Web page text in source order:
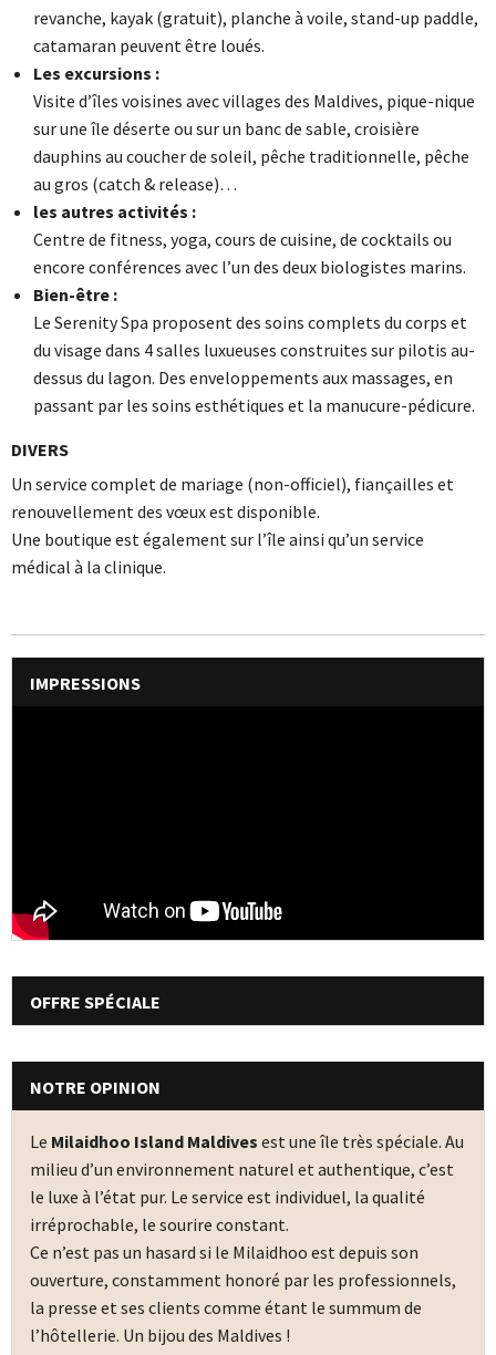
revanche, kayak (gratuit), planche à voile, stand-up paddle,
catamaran peuvent être loués.
Les excursions :
Visite d’îles voisines avec villages des Maldives, pique-nique
sur une île déserte ou sur un banc de sable, croisière
dauphins au coucher de soleil, pêche traditionnelle, pêche
au gros (catch & release)…
les autres activités :
Centre de fitness, yoga, cours de cuisine, de cocktails ou
encore conférences avec l’un des deux biologistes marins.
Bien-être :
Le Serenity Spa proposent des soins complets du corps et
du visage dans 4 salles luxueuses construites sur pilotis au-
dessus du lagon. Des enveloppements aux massages, en
passant par les soins esthétiques et la manucure-pédicure.
DIVERS
Un service complet de mariage (non-officiel), fiançailles et
renouvellement des vœux est disponible.
Une boutique est également sur l’île ainsi qu’un service
médical à la clinique.
IMPRESSIONS
OFFRE SPÉCIALE
NOTRE OPINION
Le Milaidhoo Island Maldives est une île très spéciale. Au
milieu d’un environnement naturel et authentique, c’est
le luxe à l’état pur. Le service est individuel, la qualité
irréprochable, le sourire constant.
Ce n’est pas un hasard si le Milaidhoo est depuis son
ouverture, constamment honoré par les professionnels,
la presse et ses clients comme étant le summum de
l’hôtellerie. Un bijou des Maldives !